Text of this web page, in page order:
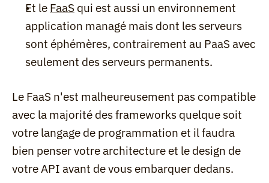
Et le FaaS qui est aussi un environnement
application managé mais dont les serveurs
sont éphémères, contrairement au PaaS avec
seulement des serveurs permanents.
Le FaaS n'est malheureusement pas compatible
avec la majorité des frameworks quelque soit
votre langage de programmation et il faudra
bien penser votre architecture et le design de
votre API avant de vous embarquer dedans.